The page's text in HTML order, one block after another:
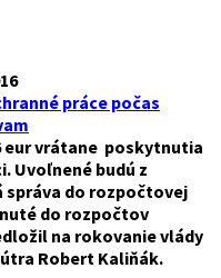
práce počas
eur vrátane poskytnutia
Uvoľnené budú z
správa do rozpočtovej
do rozpočtov
na rokovanie vlády
Robert Kaliňák.